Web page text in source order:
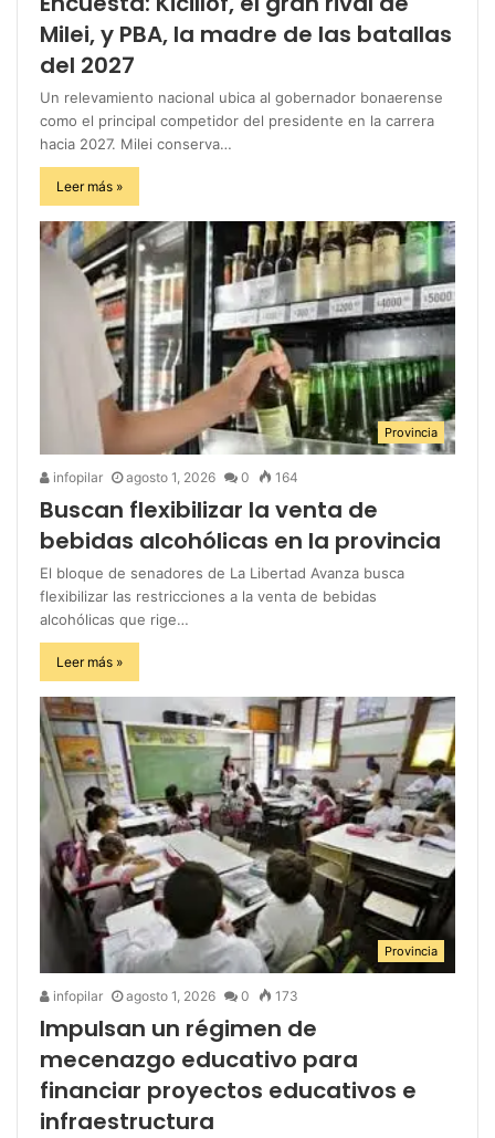
Milei, y PBA, la madre de las batallas
del 2027
Un relevamiento nacional ubica al gobernador bonaerense
como el principal competidor del presidente en la carrera
hacia 2027. Milei conserva…
Leer más »
Provincia
infopilar agosto 1, 2026 0 164
Buscan flexibilizar la venta de
bebidas alcohólicas en la provincia
El bloque de senadores de La Libertad Avanza busca
flexibilizar las restricciones a la venta de bebidas
alcohólicas que rige…
Leer más »
Provincia
infopilar agosto 1, 2026 0 173
Impulsan un régimen de
mecenazgo educativo para
financiar proyectos educativos e
infraestructura